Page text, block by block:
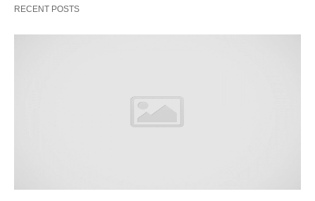
RECENT POSTS